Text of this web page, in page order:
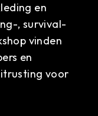
en
, survival-
vinden
en
voor